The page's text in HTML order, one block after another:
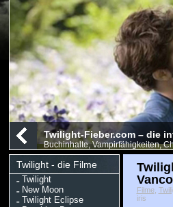
Twilight-Fieber.com – die
Buchinhalte, Vampirfähigkeiten,
Twilight - die Filme
Twilight
New Moon
Twilight Eclipse
Filme,
iris